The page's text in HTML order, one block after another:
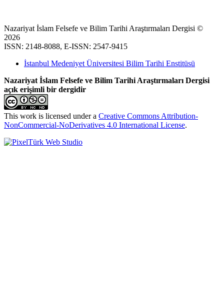
Nazariyat İslam Felsefe ve Bilim Tarihi Araştırmaları Dergisi ©
2026
ISSN: 2148-8088, E-ISSN: 2547-9415
İstanbul Medeniyet Üniversitesi Bilim Tarihi Enstitüsü
Nazariyat İslam Felsefe ve Bilim Tarihi Araştırmaları Dergisi
açık erişimli bir dergidir
This work is licensed under a Creative Commons Attribution-
NonCommercial-NoDerivatives 4.0 International License.